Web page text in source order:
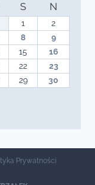
S N
1
2
8
9
15
16
22
23
29 30
Prywatności